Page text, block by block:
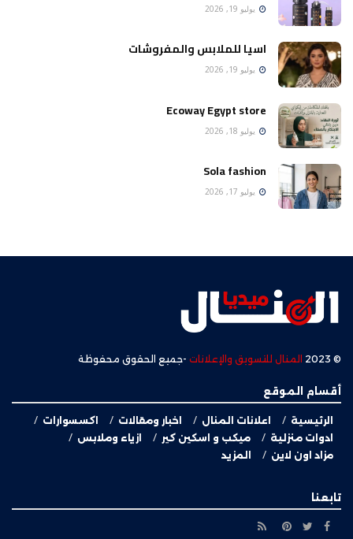
يوليو 19, 2026
اسيا للملابس والمفروشات
يوليو 19, 2026
Ecoway Egypt store
يوليو 18, 2026
Sola fashion
يوليو 17, 2026
© 2023 المنال للتسويق والإعلانات -جميع الحقوق محفوظة
أقسام الموقع
الرئيسية اعلانات المنال اخبار ومقالات
اكسسوارات
ادوات منزلية
ميكب و اسكين كير
ازياء وملابس
مزاد اون لاين
المزيد
تابعنا